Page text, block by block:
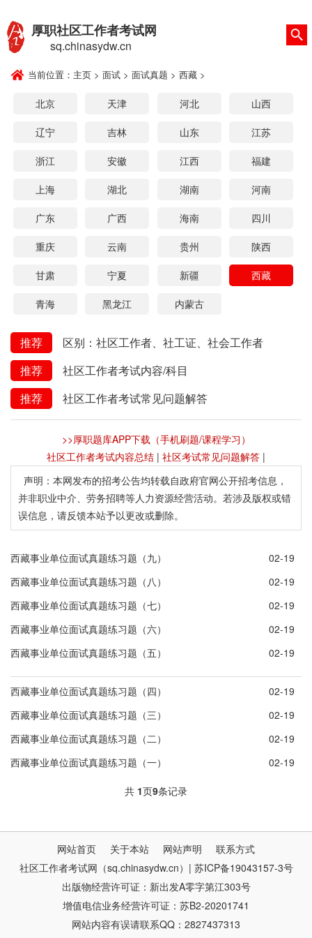
厚职社区工作者考试网
sq.chinasydw.cn
当前位置： 主页 > 面试 > 面试真题 > 西藏 >
北京 天津 河北 山西
辽宁 吉林 山东 江苏
浙江 安徽 江西 福建
上海 湖北 湖南 河南
广东 广西 海南 四川
重庆 云南 贵州 陕西
甘肃 宁夏 新疆 西藏
青海 黑龙江 内蒙古
推荐
区别：社区工作者、社工证、社会工作者
推荐
社区工作者考试内容/科目
推荐
社区工作者考试常见问题解答
>>厚职题库APP下载（手机刷题/课程学习）
社区工作者考试内容总结 | 社区考试常见问题解答 |
声明：本网发布的招考公告均转载自政府官网公开招考信息，
并非职业中介、劳务招聘等人力资源经营活动。若涉及版权或错
误信息，请反馈本站予以更改或删除。
西藏事业单位面试真题练习题（九）
02-19
西藏事业单位面试真题练习题（八）
02-19
西藏事业单位面试真题练习题（七）
02-19
西藏事业单位面试真题练习题（六）
02-19
西藏事业单位面试真题练习题（五）
02-19
西藏事业单位面试真题练习题（四）
02-19
西藏事业单位面试真题练习题（三）
02-19
西藏事业单位面试真题练习题（二）
02-19
西藏事业单位面试真题练习题（一）
02-19
共 1页9条记录
网站首页 关于本站 网站声明
联系方式
社区工作者考试网（sq.chinasydw.cn）| 苏ICP备19043157-3号
出版物经营许可证：新出发A零字第江303号
增值电信业务经营许可证：苏B2-20201741
网站内容有误请联系QQ：2827437313